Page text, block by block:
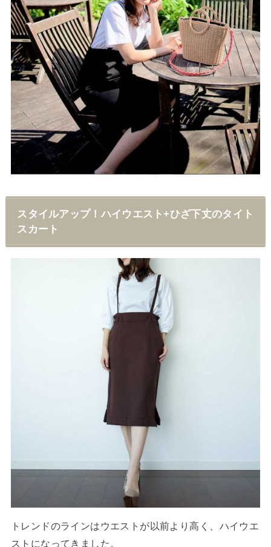
スタイルアップ！ハイウエスト+ひざ下丈のタイト
スカート
トレンドのラインはウエストが以前より高く、ハイウエ
ストになってきました。